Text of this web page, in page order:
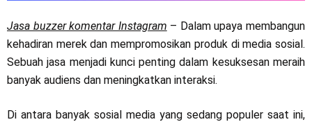
Jasa buzzer komentar Instagram – Dalam upaya membangun
kehadiran merek dan mempromosikan produk di media sosial.
Sebuah jasa menjadi kunci penting dalam kesuksesan meraih
banyak audiens dan meningkatkan interaksi.
Di antara banyak sosial media yang sedang populer saat ini,